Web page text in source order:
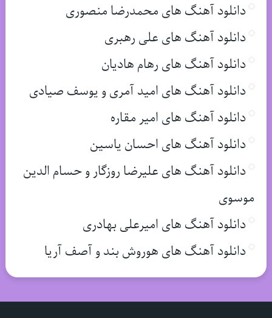
دانلود آهنگ های محمدرضا منصوری
دانلود آهنگ های علی رهبری
دانلود آهنگ های رهام هادیان
دانلود آهنگ های امید آمری و یوسف صیادی
دانلود آهنگ های امیر مقاره
دانلود آهنگ های احسان یاسین
دانلود آهنگ های علیرضا روزگار و حسام الدین
موسوی
دانلود آهنگ های امیرعلی بهادری
دانلود آهنگ های هوروش بند و آصف آریا